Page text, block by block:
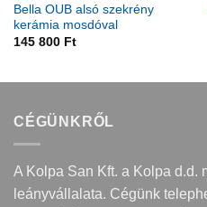
Bella OUB alsó szekrény
kerámia mosdóval
145 800 Ft
CÉGÜNKRŐL
A Kolpa San Kft. a Kolpa d.d.
leányvállalata. Cégünk